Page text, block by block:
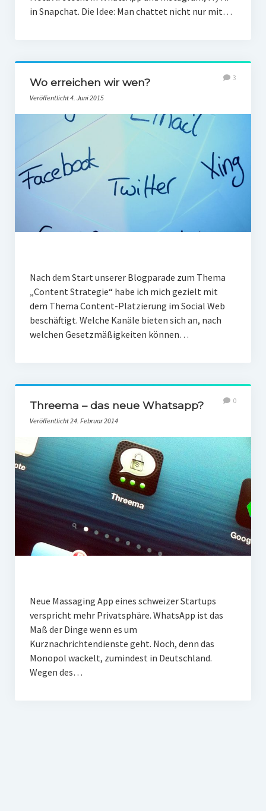
in Snapchat. Die Idee: Man chattet nicht nur mit…
Wo erreichen wir wen?
Veröffentlicht 4. Juni 2015
3
Nach dem Start unserer Blogparade zum Thema
„Content Strategie“ habe ich mich gezielt mit
dem Thema Content-Platzierung im Social Web
beschäftigt. Welche Kanäle bieten sich an, nach
welchen Gesetzmäßigkeiten können…
Threema – das neue Whatsapp?
Veröffentlicht 24. Februar 2014
0
Neue Massaging App eines schweizer Startups
verspricht mehr Privatsphäre. WhatsApp ist das
Maß der Dinge wenn es um
Kurznachrichtendienste geht. Noch, denn das
Monopol wackelt, zumindest in Deutschland.
Wegen des…